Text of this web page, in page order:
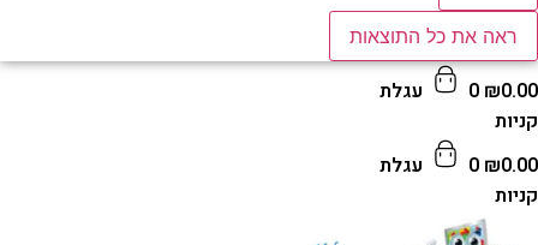
ראה את כל התוצאות
₪
0
עגלת
₪
0
עגלת